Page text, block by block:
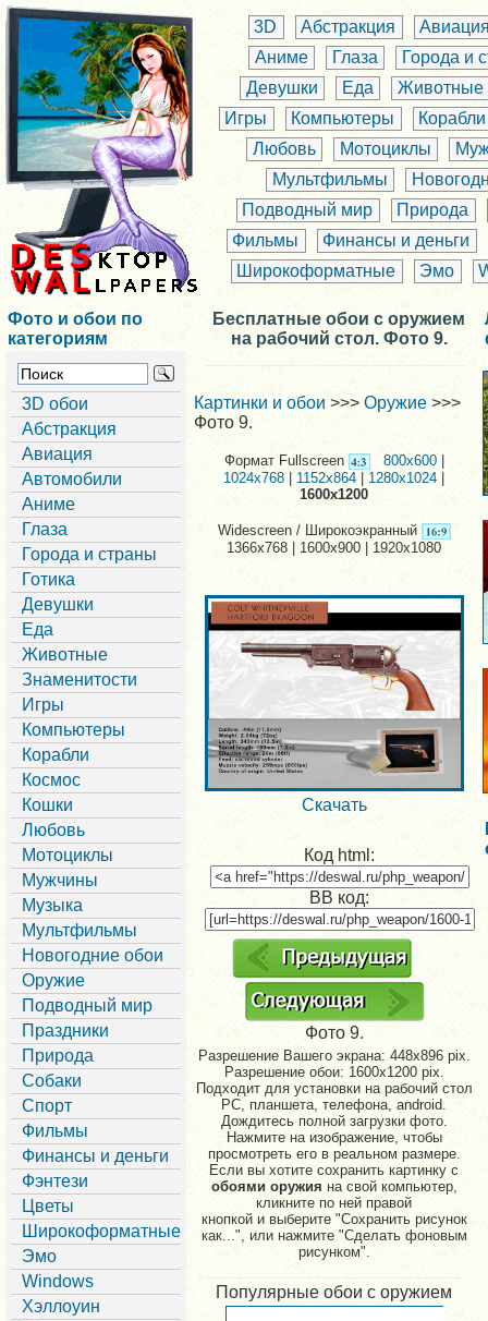
3D Абстракция
Аниме
Глаза
Города и
Девушки
Еда
Животные
Игры
Компьютеры
Корабли
Любовь
Мотоциклы
Мультфильмы
Подводный мир
Природа
Фильмы
Финансы и деньги
Широкоформатные
Эмо
Фото и обои по
категориям
3D обои
Абстракция
Авиация
Автомобили
Аниме
Глаза
Города и страны
Готика
Девушки
Еда
Животные
Знаменитости
Игры
Компьютеры
Корабли
Космос
Кошки
Любовь
Мотоциклы
Мужчины
Музыка
Мультфильмы
Новогодние обои
Оружие
Подводный мир
Праздники
Природа
Собаки
Спорт
Фильмы
Финансы и деньги
Фэнтези
Цветы
Широкоформатные
Эмо
Windows
Хэллоуин
Бесплатные обои с оружием
на рабочий стол. Фото 9.
Картинки и обои >>> Оружие >>>
Фото 9.
Формат Fullscreen 800x600
1024x768
1152x864|1280x1024
1600x1200
Widescreen / Широкоэкранный
1366x768 | 1600x900 | 1920x1080
Скачать
Код html:
BB код:
Фото 9.
Разрешение Вашего экрана: 448x896 pix.
Разрешение обои: 1600x1200 pix.
Подходит для установки на рабочий стол
PC, планшета, телефона, android.
Дождитесь полной загрузки фото.
Нажмите на изображение, чтобы
просмотреть его в реальном размере.
Если вы хотите сохранить картинку с
обоями оружияна свой компьютер,
кликните по ней правой
кнопкой и выберите "Сохранить рисунок
как...", или нажмите "Сделать фоновым
рисунком".
Популярные обои с оружием